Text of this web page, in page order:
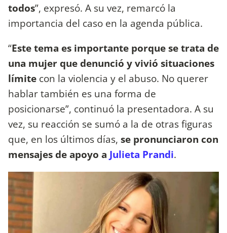
todos”, expresó. A su vez, remarcó la
importancia del caso en la agenda pública.
“Este tema es importante porque se trata de
una mujer que denunció y vivió situaciones
límite con la violencia y el abuso. No querer
hablar también es una forma de
posicionarse”, continuó la presentadora. A su
vez, su reacción se sumó a la de otras figuras
que, en los últimos días, se pronunciaron con
mensajes de apoyo a Julieta Prandi.